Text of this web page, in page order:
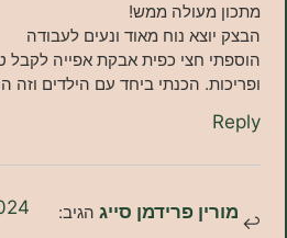
ממש!
נוח מאוד ונעים לעבודה
חצי כפית אבקת אפייה לקבל טיפה יותר
הכנתי ביחד עם הילדים וזה הנשנוש
פרידמן סייג הגיב: 09/11/2024 בשעה 15:40